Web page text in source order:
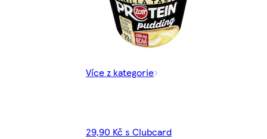
Více z kategorie
29,90 Kč s Clubcard